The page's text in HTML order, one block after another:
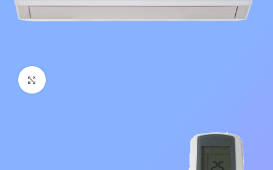
Нажмите, чтобы увеличить изображение